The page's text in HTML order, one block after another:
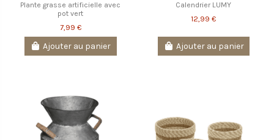
Plante grasse artificielle avec
pot vert
7,99 €
Ajouter au panier
Calendrier LUMY
12,99 €
Ajouter au panier